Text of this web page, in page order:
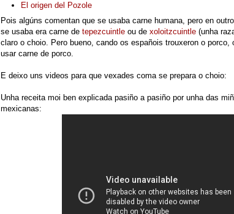
El origen del Pozole
Pois algúns comentan que se usaba carne humana, pero en
se usaba era carne de tepezcuintle ou de xoloitzcuintle (unha
claro o choio. Pero bueno, cando os españois trouxeron o porco,
usar carne de porco.
E deixo uns videos para que vexades coma se prepara o choio:
Unha receita moi ben explicada pasiño a pasiño por unha das
mexicanas: